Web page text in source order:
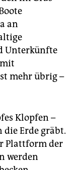
an
Unterkünfte
mehr übrig –
Klopfen –
die Erde gräbt.
Plattform der
werden